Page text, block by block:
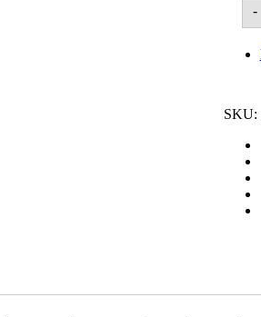
-
SKU: